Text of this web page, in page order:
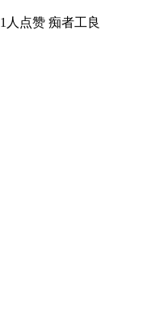
1人点赞 痴者工良